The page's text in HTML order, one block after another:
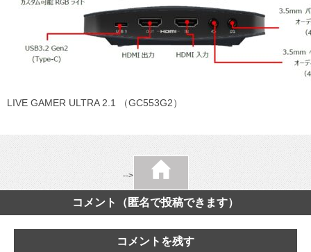
LIVE GAMER ULTRA 2.1 （GC553G2）
-->
コメント（匿名で投稿できます）
コメントを残す